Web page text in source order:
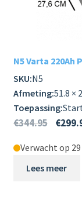
N5 Varta 220Ah
SKU:N5
Afmeting:51.8 ×
Toepassing:
€344.95 €
Verwacht op
Lees meer